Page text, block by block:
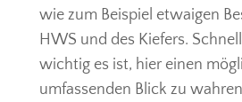
wie zum Beispiel etwaigen
HWS und des Kiefers.
wichtig es ist, hier einen
umfassenden Blick zu